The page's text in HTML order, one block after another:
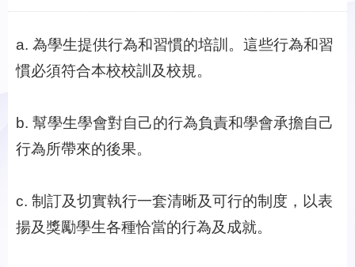
a. 為學生提供行為和習慣的培訓。這些行為和習
慣必須符合本校校訓及校規。
b. 幫學生學會對自己的行為負責和學會承擔自己
行為所帶來的後果。
c. 制訂及切實執行一套清晰及可行的制度，以表
揚及獎勵學生各種恰當的行為及成就。